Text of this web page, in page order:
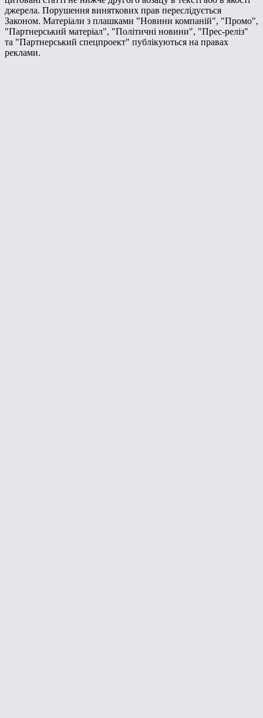
джерела. Порушення виняткових прав переслідується
Законом. Матеріали з плашками "Новини компаній", "Промо",
"Партнерський матеріал", "Політичні новини", "Прес-реліз"
та "Партнерський спецпроект" публікуються на правах
реклами.